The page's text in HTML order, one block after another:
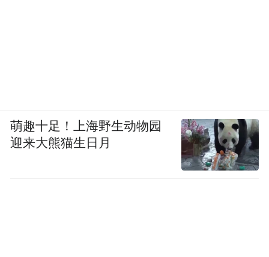
萌趣十足！上海野生动物园
迎来大熊猫生日月